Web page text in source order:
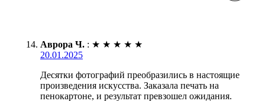
Аврора Ч. : ★ ★ ★ ★ ★
20.01.2025
Десятки фотографий преобразились в настоящие
произведения искусства. Заказала печать на
пенокартоне, и результат превзошел ожидания.